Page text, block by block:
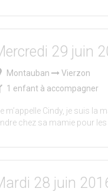
29 juin
Montauban
Vierzon
1 enfant à accompagner
m’appelle Cindy, je suis la
chez sa mamie pour
28 juin